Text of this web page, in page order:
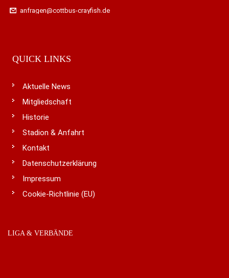
anfragen@cottbus-crayfish.de
QUICK LINKS
Aktuelle News
Mitgliedschaft
Historie
Stadion & Anfahrt
Kontakt
Datenschutzerklärung
Impressum
Cookie-Richtlinie (EU)
LIGA & VERBÄNDE